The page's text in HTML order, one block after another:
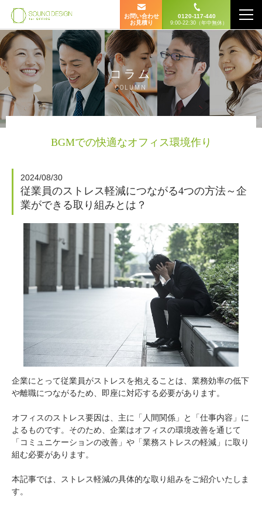
お問い合わせ
お見積り
0120-117-440
9:00-22:30（年中無休）
コラム
COLUMN
BGMでの快適なオフィス環境作り
2024/08/30
従業員のストレス軽減につながる4つの方法～企
業ができる取り組みとは？
企業にとって従業員がストレスを抱えることは、業務効率の低下
や離職につながるため、即座に対応する必要があります。
オフィスのストレス要因は、主に「人間関係」と「仕事内容」に
よるものです。そのため、企業はオフィスの環境改善を通じて
「コミュニケーションの改善」や「業務ストレスの軽減」に取り
組む必要があります。
本記事では、ストレス軽減の具体的な取り組みをご紹介いたしま
す。